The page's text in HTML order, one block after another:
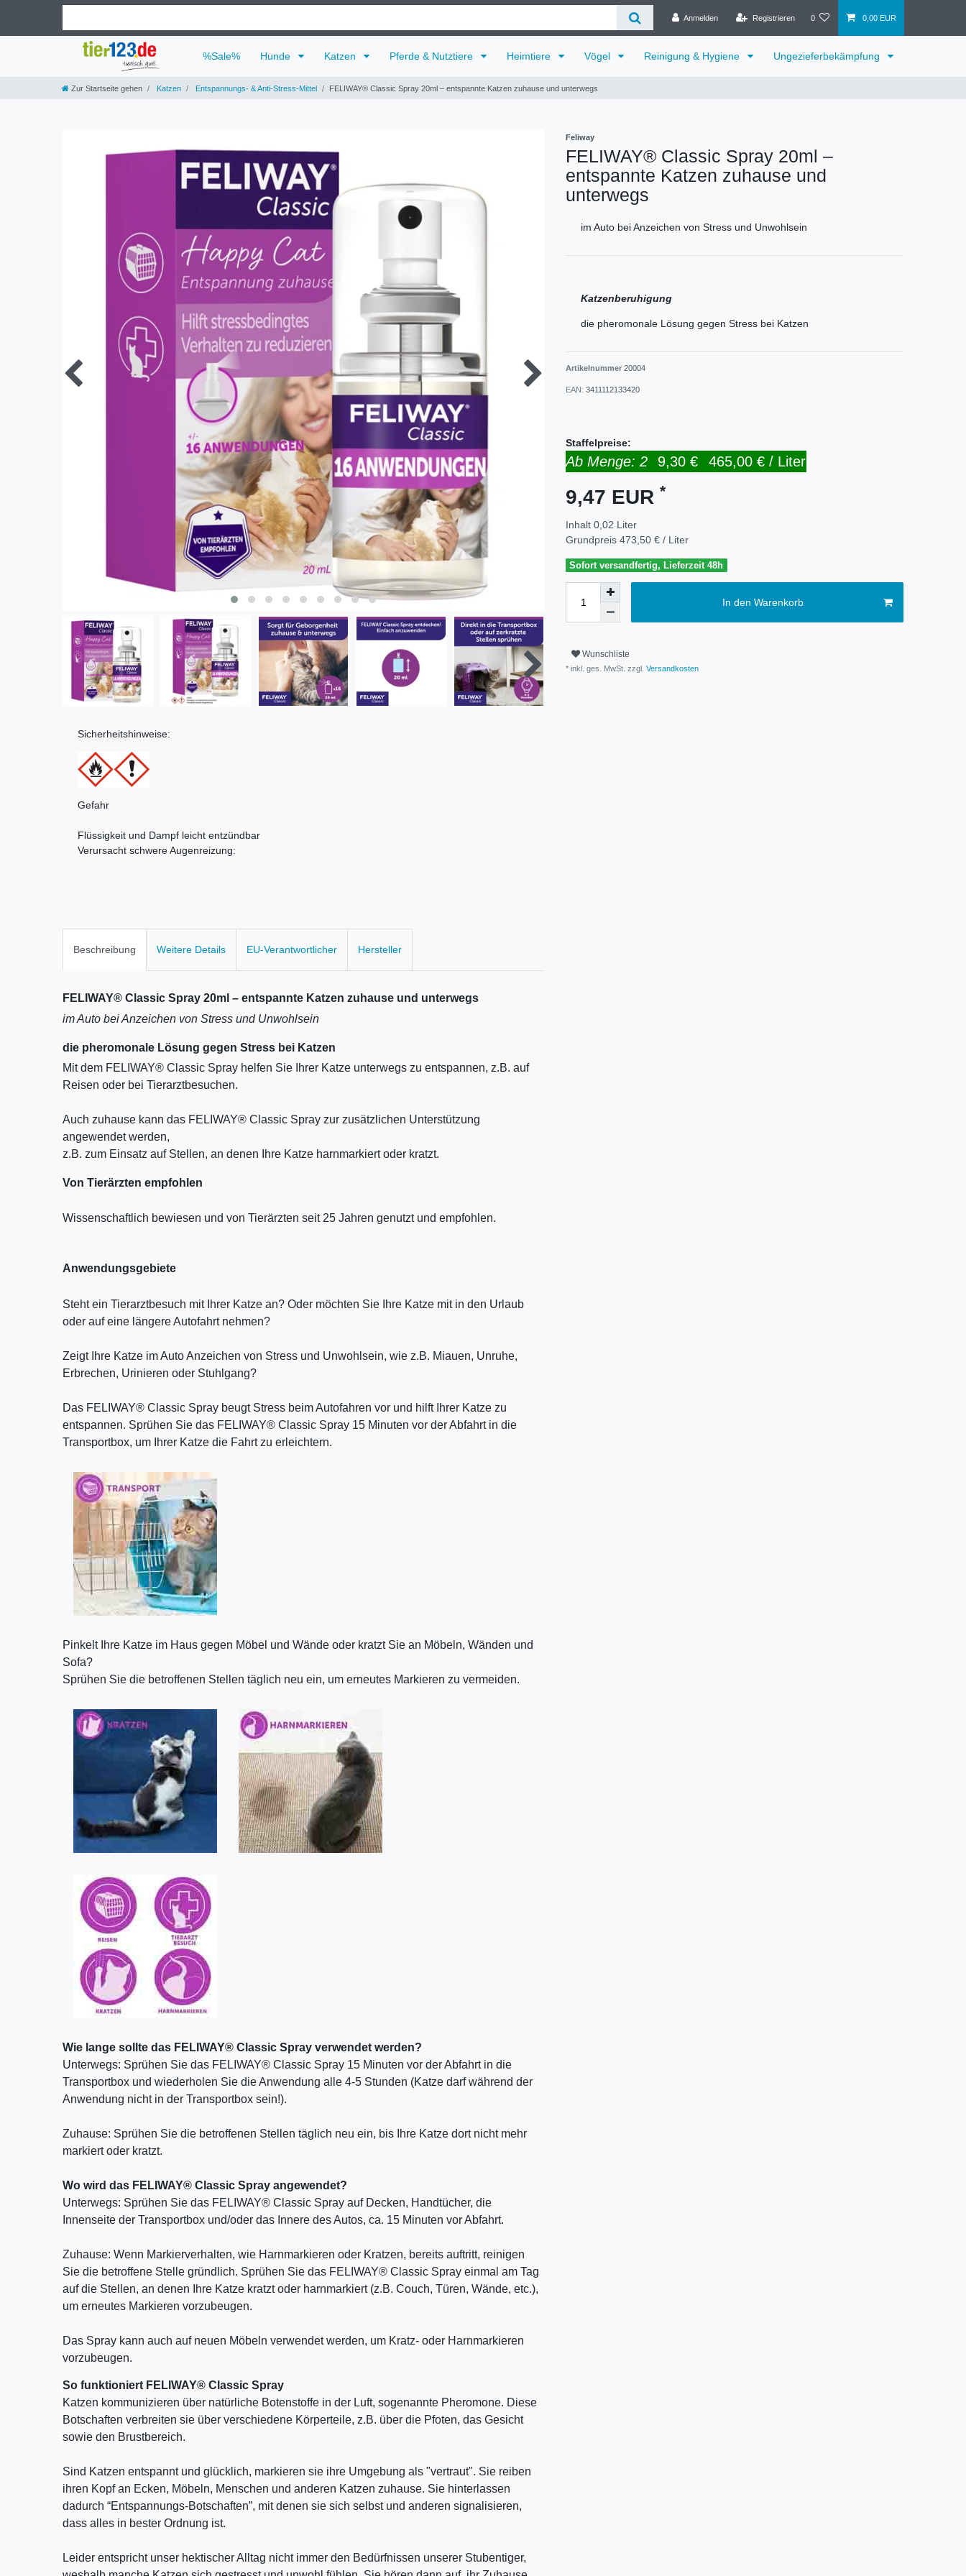
Anmelden Registrieren 0 0,00 EUR
%Sale% Hunde Katzen Pferde & Nutztiere Heimtiere Vögel Reinigung & Hygiene Ungezieferbekämpfung
Zur Startseite gehen Katzen Entspannungs- & Anti-Stress-Mittel FELIWAY® Classic Spray 20ml – entspannte Katzen zuhause und unterwegs
Sicherheitshinweise:
Gefahr
Flüssigkeit und Dampf leicht entzündbar
Verursacht schwere Augenreizung:
Feliway
FELIWAY® Classic Spray 20ml –
entspannte Katzen zuhause und
unterwegs
im Auto bei Anzeichen von Stress und Unwohlsein
Katzenberuhigung
die pheromonale Lösung gegen Stress bei Katzen
Artikelnummer 20004
EAN: 3411112133420
Staffelpreise:
Ab Menge: 2 9,30 € 465,00 € / Liter
9,47 EUR *
Inhalt 0,02 Liter
Grundpreis 473,50 € / Liter
Sofort versandfertig, Lieferzeit 48h
In den Warenkorb
Wunschliste
* inkl. ges. MwSt. zzgl. Versandkosten
Beschreibung Weitere Details EU-Verantwortlicher Hersteller
FELIWAY® Classic Spray 20ml – entspannte Katzen zuhause und unterwegs
im Auto bei Anzeichen von Stress und Unwohlsein
die pheromonale Lösung gegen Stress bei Katzen
Mit dem FELIWAY® Classic Spray helfen Sie Ihrer Katze unterwegs zu entspannen, z.B. auf
Reisen oder bei Tierarztbesuchen.
Auch zuhause kann das FELIWAY® Classic Spray zur zusätzlichen Unterstützung
angewendet werden,
z.B. zum Einsatz auf Stellen, an denen Ihre Katze harnmarkiert oder kratzt.
Von Tierärzten empfohlen
Wissenschaftlich bewiesen und von Tierärzten seit 25 Jahren genutzt und empfohlen.
Anwendungsgebiete
Steht ein Tierarztbesuch mit Ihrer Katze an? Oder möchten Sie Ihre Katze mit in den Urlaub
oder auf eine längere Autofahrt nehmen?
Zeigt Ihre Katze im Auto Anzeichen von Stress und Unwohlsein, wie z.B. Miauen, Unruhe,
Erbrechen, Urinieren oder Stuhlgang?
Das FELIWAY® Classic Spray beugt Stress beim Autofahren vor und hilft Ihrer Katze zu
entspannen. Sprühen Sie das FELIWAY® Classic Spray 15 Minuten vor der Abfahrt in die
Transportbox, um Ihrer Katze die Fahrt zu erleichtern.
Pinkelt Ihre Katze im Haus gegen Möbel und Wände oder kratzt Sie an Möbeln, Wänden und
Sofa?
Sprühen Sie die betroffenen Stellen täglich neu ein, um erneutes Markieren zu vermeiden.
Wie lange sollte das FELIWAY® Classic Spray verwendet werden?
Unterwegs: Sprühen Sie das FELIWAY® Classic Spray 15 Minuten vor der Abfahrt in die
Transportbox und wiederholen Sie die Anwendung alle 4-5 Stunden (Katze darf während der
Anwendung nicht in der Transportbox sein!).
Zuhause: Sprühen Sie die betroffenen Stellen täglich neu ein, bis Ihre Katze dort nicht mehr
markiert oder kratzt.
Wo wird das FELIWAY® Classic Spray angewendet?
Unterwegs: Sprühen Sie das FELIWAY® Classic Spray auf Decken, Handtücher, die
Innenseite der Transportbox und/oder das Innere des Autos, ca. 15 Minuten vor Abfahrt.
Zuhause: Wenn Markierverhalten, wie Harnmarkieren oder Kratzen, bereits auftritt, reinigen
Sie die betroffene Stelle gründlich. Sprühen Sie das FELIWAY® Classic Spray einmal am Tag
auf die Stellen, an denen Ihre Katze kratzt oder harnmarkiert (z.B. Couch, Türen, Wände, etc.),
um erneutes Markieren vorzubeugen.
Das Spray kann auch auf neuen Möbeln verwendet werden, um Kratz- oder Harnmarkieren
vorzubeugen.
So funktioniert FELIWAY® Classic Spray
Katzen kommunizieren über natürliche Botenstoffe in der Luft, sogenannte Pheromone. Diese
Botschaften verbreiten sie über verschiedene Körperteile, z.B. über die Pfoten, das Gesicht
sowie den Brustbereich.
Sind Katzen entspannt und glücklich, markieren sie ihre Umgebung als "vertraut". Sie reiben
ihren Kopf an Ecken, Möbeln, Menschen und anderen Katzen zuhause. Sie hinterlassen
dadurch “Entspannungs-Botschaften”, mit denen sie sich selbst und anderen signalisieren,
dass alles in bester Ordnung ist.
Leider entspricht unser hektischer Alltag nicht immer den Bedürfnissen unserer Stubentiger,